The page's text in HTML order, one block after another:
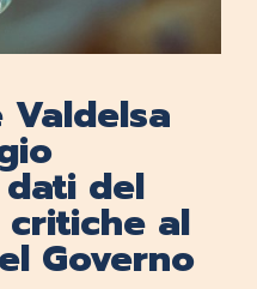
Valdelsa
del
al
Governo